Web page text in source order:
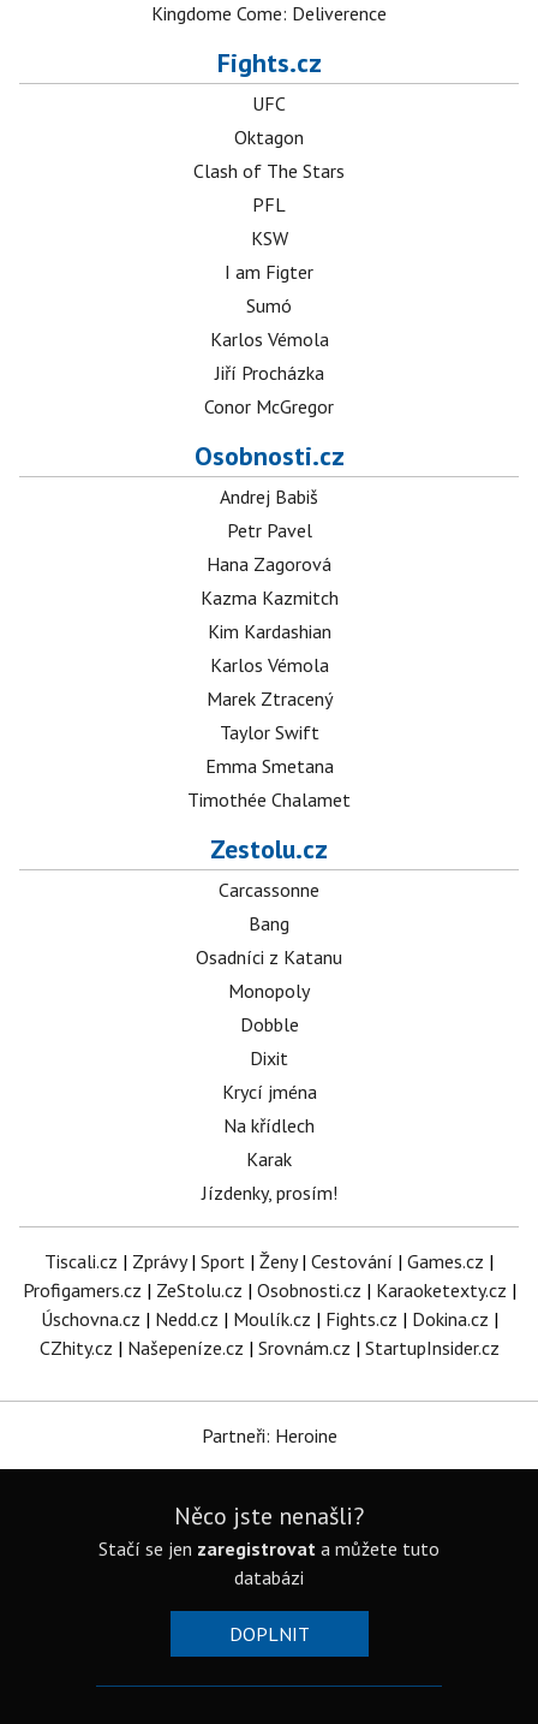
Kingdome Come: Deliverence
Fights.cz
UFC
Oktagon
Clash of The Stars
PFL
KSW
I am Figter
Sumó
Karlos Vémola
Jiří Procházka
Conor McGregor
Osobnosti.cz
Andrej Babiš
Petr Pavel
Hana Zagorová
Kazma Kazmitch
Kim Kardashian
Karlos Vémola
Marek Ztracený
Taylor Swift
Emma Smetana
Timothée Chalamet
Zestolu.cz
Carcassonne
Bang
Osadníci z Katanu
Monopoly
Dobble
Dixit
Krycí jména
Na křídlech
Karak
Jízdenky, prosím!
Tiscali.cz | Zprávy| Sport | Ženy| Cestování | Games.cz |
Profigamers.cz | ZeStolu.cz | Osobnosti.cz | Karaoketexty.cz |
Úschovna.cz | Nedd.cz | Moulík.cz | Fights.cz | Dokina.cz |
CZhity.cz | Našepeníze.cz | Srovnám.cz | StartupInsider.cz
Partneři: Heroine
Něco jste nenašli?
Stačí se jen zaregistrovat a můžete tuto
databázi
DOPLNIT